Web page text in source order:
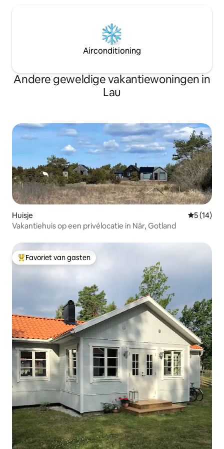
Airconditioning
Andere geweldige vakantiewoningen in
Lau
Huisje
5 (14)
Vakantiehuis op een privélocatie in När, Gotland
Topfavoriet van gasten
Favoriet van gasten